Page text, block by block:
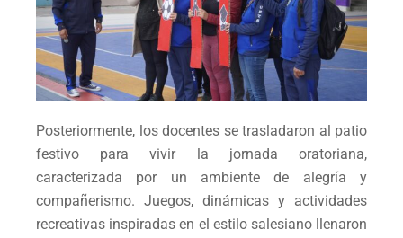
Posteriormente, los docentes se trasladaron al patio
festivo para vivir la jornada oratoriana,
caracterizada por un ambiente de alegría y
compañerismo. Juegos, dinámicas y actividades
recreativas inspiradas en el estilo salesiano llenaron